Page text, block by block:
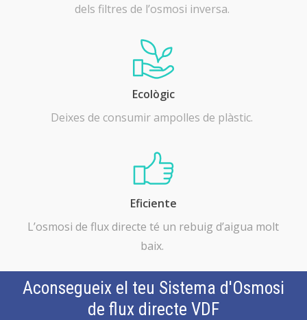
dels filtres de l’osmosi inversa.
Ecològic
Deixes de consumir ampolles de plàstic.
Eficiente
L’osmosi de flux directe té un rebuig d’aigua molt
baix.
Aconsegueix el teu Sistema d'Osmosi
de flux directe VDF